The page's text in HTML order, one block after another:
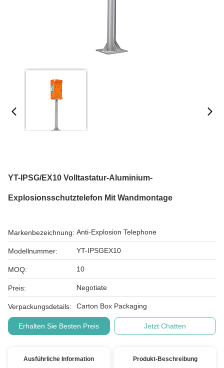
YT-IPSG/EX10 Volltastatur-Aluminium-
Explosionsschutztelefon Mit Wandmontage
Markenbezeichnung: Anti-Explosion Telephone
Modellnummer: YT-IPSGEX10
MOQ: 10
Preis: Negotiate
Verpackungsdetails: Carton Box Packaging
Erhalten Sie Besten Preis Jetzt Chatten
Ausführliche Information Produkt-Beschreibung